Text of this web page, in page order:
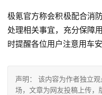
极氪官方称会积极配合消
处理相关事宜，充分保障
时提醒各位用户注意用车安
声明： 该内容为作者独立
场，文章为网友投稿上传，